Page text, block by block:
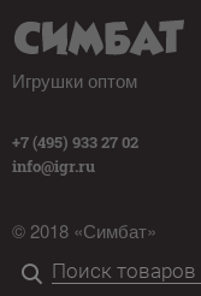
Игрушки оптом
+7 (495) 933 27 02
info@igr.ru
© 2018 «Симбат»